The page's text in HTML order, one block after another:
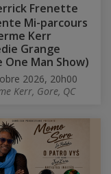
Frenette
Mi-parcours
Kerr
Grange
One Man Show)
2026, 20h00
Kerr, Gore, QC